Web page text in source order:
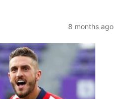
8 months ago